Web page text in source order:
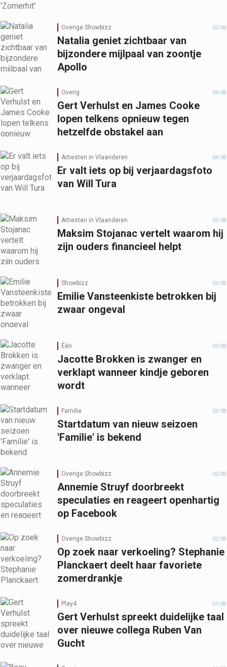
Overige Showbizz 05/08
Natalia geniet zichtbaar van
bijzondere mijlpaal van zoontje
Apollo
Overig 04/08
Gert Verhulst en James Cooke
lopen telkens opnieuw tegen
hetzelfde obstakel aan
Artiesten in Vlaanderen 04/08
Er valt iets op bij verjaardagsfoto
van Will Tura
Artiesten in Vlaanderen 03/08
Maksim Stojanac vertelt waarom hij
zijn ouders financieel helpt
Showbizz 03/08
Emilie Vansteenkiste betrokken bij
zwaar ongeval
Één 03/08
Jacotte Brokken is zwanger en
verklapt wanneer kindje geboren
wordt
Familie 03/08
Startdatum van nieuw seizoen
'Familie' is bekend
Overige Showbizz 02/08
Annemie Struyf doorbreekt
speculaties en reageert openhartig
op Facebook
Overige Showbizz 02/08
Op zoek naar verkoeling? Stephanie
Planckaert deelt haar favoriete
zomerdrankje
Play4 01/08
Gert Verhulst spreekt duidelijke taal
over nieuwe collega Ruben Van
Gucht